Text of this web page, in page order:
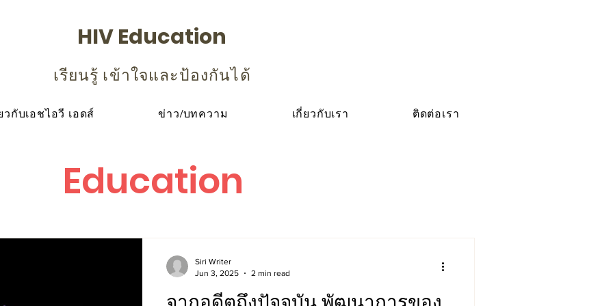
HIV Education
เรียนรู้ เข้าใจและป้องกันได้
กับเอชไอวี เอดส์ ข่าว/บทความ เกี่ยวกับเรา ติดต่อเรา
Education
Siri Writer
Jun 3, 2025
2 min read